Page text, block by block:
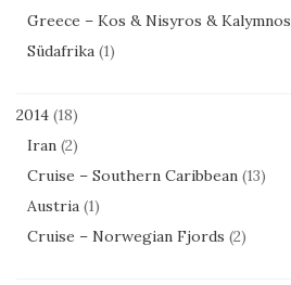
Greece – Kos & Nisyros & Kalymnos
Südafrika (1)
2014 (18)
Iran (2)
Cruise – Southern Caribbean (13)
Austria (1)
Cruise – Norwegian Fjords (2)